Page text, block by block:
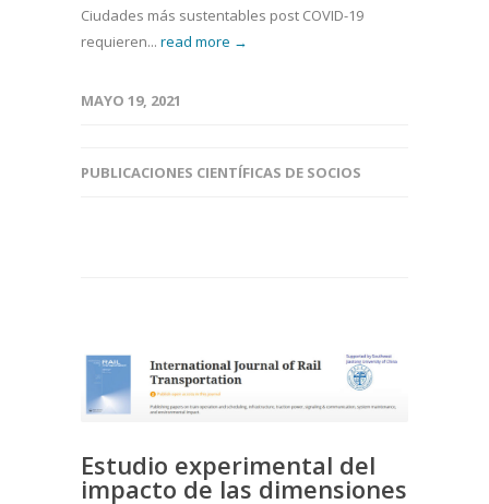
Ciudades más sustentables post COVID-19
requieren... read more →
MAYO 19, 2021
PUBLICACIONES CIENTÍFICAS DE SOCIOS
Estudio experimental del
impacto de las dimensiones